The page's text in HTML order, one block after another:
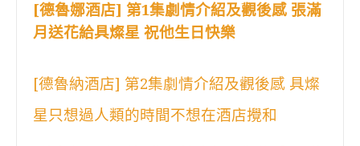
[德魯娜酒店] 第1集劇情介紹及觀後感 張滿
月送花給具燦星 祝他生日快樂
[德魯納酒店] 第2集劇情介紹及觀後感 具燦
星只想過人類的時間不想在酒店攪和